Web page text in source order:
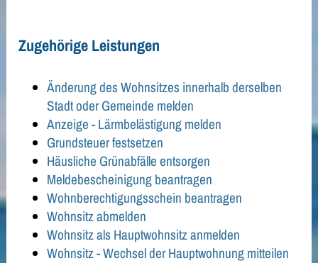
Zugehörige Leistungen
Änderung des Wohnsitzes innerhalb derselben
Stadt oder Gemeinde melden
Anzeige - Lärmbelästigung melden
Grundsteuer festsetzen
Häusliche Grünabfälle entsorgen
Meldebescheinigung beantragen
Wohnberechtigungsschein beantragen
Wohnsitz abmelden
Wohnsitz als Hauptwohnsitz anmelden
Wohnsitz - Wechsel der Hauptwohnung mitteilen